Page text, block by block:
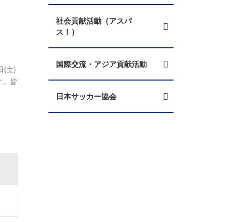
(土)
。皆
社会貢献活動（アスパ
ス！）
国際交流・アジア貢献活動
日本サッカー協会